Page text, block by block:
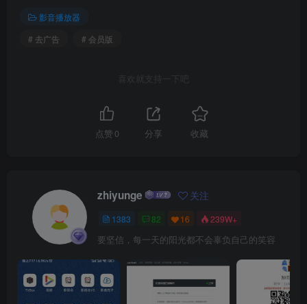
影音播放器
# 去广告
# 会员版
喜欢就支持一下吧
点赞 0 分享 收藏
zhiyunge 关注
1383 82 16 239W+
要坚信，每一天的阳光都不会辜负自己的笑容